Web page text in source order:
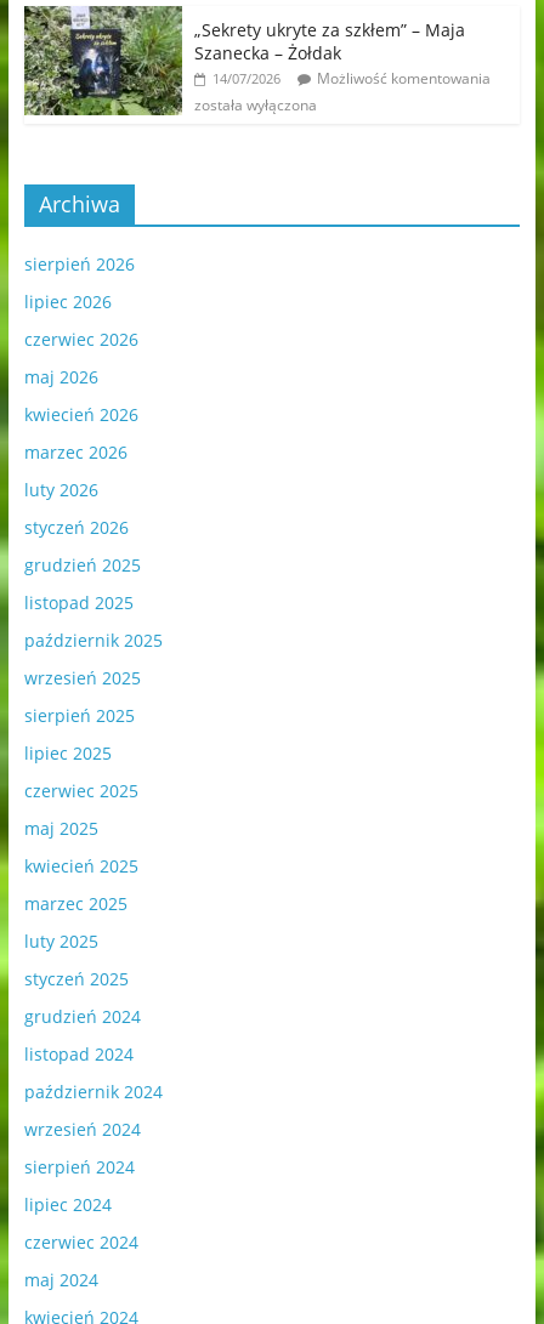
„Sekrety ukryte za szkłem” – Maja
Szanecka – Żołdak
14/07/2026
Możliwość komentowania
została wyłączona
Archiwa
sierpień 2026
lipiec 2026
czerwiec 2026
maj 2026
kwiecień 2026
marzec 2026
luty 2026
styczeń 2026
grudzień 2025
listopad 2025
październik 2025
wrzesień 2025
sierpień 2025
lipiec 2025
czerwiec 2025
maj 2025
kwiecień 2025
marzec 2025
luty 2025
styczeń 2025
grudzień 2024
listopad 2024
październik 2024
wrzesień 2024
sierpień 2024
lipiec 2024
czerwiec 2024
maj 2024
kwiecień 2024